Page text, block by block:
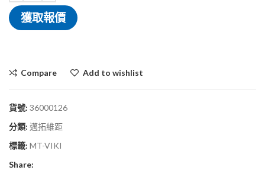
獲取報價
Compare Add to wishlist
貨號: 36000126
分類: 邁拓維距
標籤: MT-VIKI
Share: